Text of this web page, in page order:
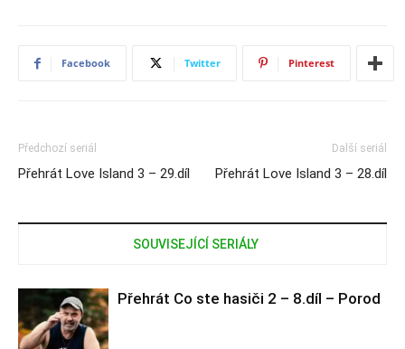
Facebook Twitter Pinterest
Předchozí seriál
Přehrát Love Island 3 – 29.díl
Další seriál
Přehrát Love Island 3 – 28.díl
SOUVISEJÍCÍ SERIÁLY
Přehrát Co ste hasiči 2 – 8.díl – Porod